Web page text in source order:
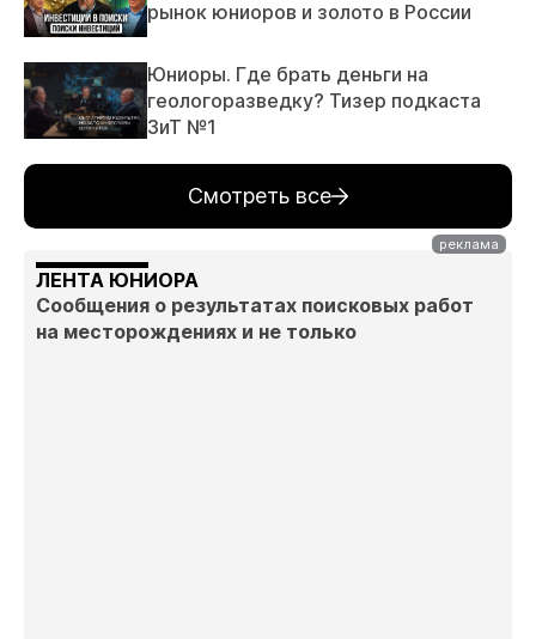
рынок юниоров и золото в России
Юниоры. Где брать деньги на
геологоразведку? Тизер подкаста
ЗиТ №1
Смотреть все
ЛЕНТА ЮНИОРА
Сообщения о результатах поисковых работ
на месторождениях и не только